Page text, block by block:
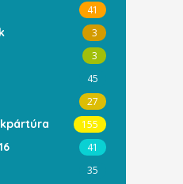
41
3
3
45
27
155
41
35